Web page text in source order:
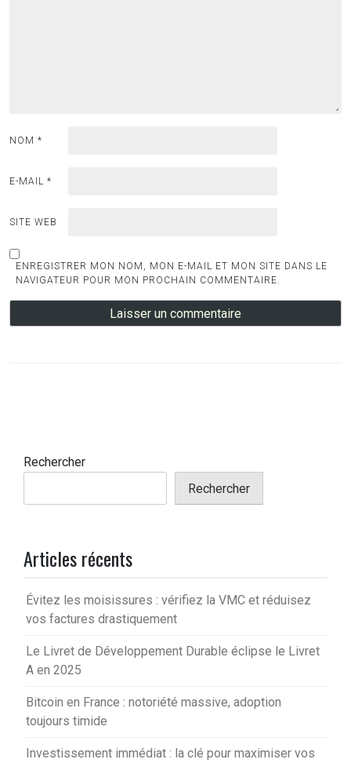
NOM *
E-MAIL *
SITE WEB
ENREGISTRER MON NOM, MON E-MAIL ET MON SITE DANS LE
NAVIGATEUR POUR MON PROCHAIN COMMENTAIRE.
Rechercher
Rechercher
Articles récents
Évitez les moisissures : vérifiez la VMC et réduisez
vos factures drastiquement
Le Livret de Développement Durable éclipse le Livret
A en 2025
Bitcoin en France : notoriété massive, adoption
toujours timide
Investissement immédiat : la clé pour maximiser vos